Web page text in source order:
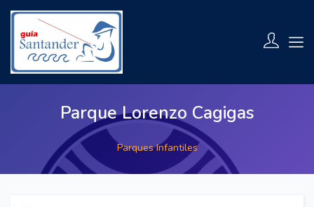
Parque Lorenzo Cagigas
Parques Infantiles